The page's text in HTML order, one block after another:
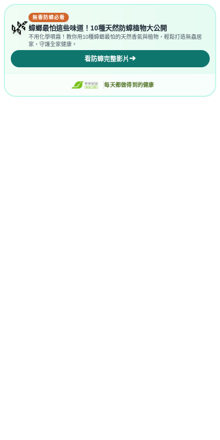
🌿 無毒防蟑必看
蟑螂最怕這些味道！10種天然防蟑植物大公開
不用化學噴霧！教你用10種蟑螂最怕的天然香氣與植物，輕鬆打造無蟲居
家，守護全家健康。
看防蟑完整影片 ➔
每天都做得到的健康